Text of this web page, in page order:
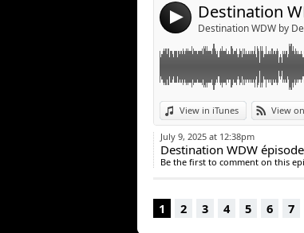
4 Destination WDW by
View in iTunes View
July 9, 2025 at 12:38pm
Destination WDW
Be the first to comment on this
1 2 3 4 5 6 7